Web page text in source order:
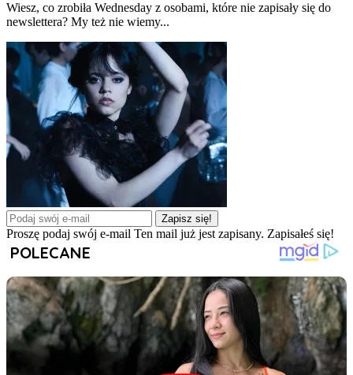
Wiesz, co zrobiła Wednesday z osobami, które nie zapisały się do
newslettera? My też nie wiemy...
Zapisz się!
Proszę podaj swój e-mail Ten mail już jest zapisany. Zapisałeś się!